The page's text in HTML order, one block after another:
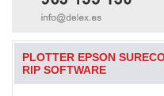
PLOTTER EPSON
RIP SOFTWARE